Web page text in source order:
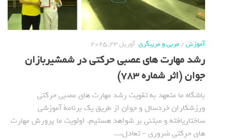
آموزش/مربی و مربیگری آوریل 23, 2025
رشد مهارت های عصبی حرکتی در شمشیربازان
جوان (اثر شماره 783)
باشگاه ما متعهد به تقویت رشد مهارت های عصبی حرکتی
ورزشکاران خردسال و جوان از طریق یک برنامة آموزشی
ساختاریافته و مبتنی بر شواهد هستیم. اولویت ما پرورش مهارت
های حرکتی ضروری – تعادل،...